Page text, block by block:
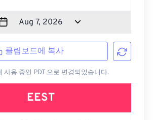
클립보드에 복사
사용 중인 PDT 으로 변경되었습니다.
EEST